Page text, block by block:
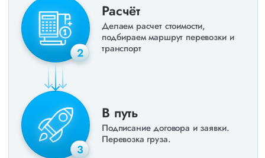
2
Расчёт
Делаем расчет стоимости,
подбираем маршрут перевозки и
транспорт
3
В путь
Подписание договора и заявки.
Перевозка груза.